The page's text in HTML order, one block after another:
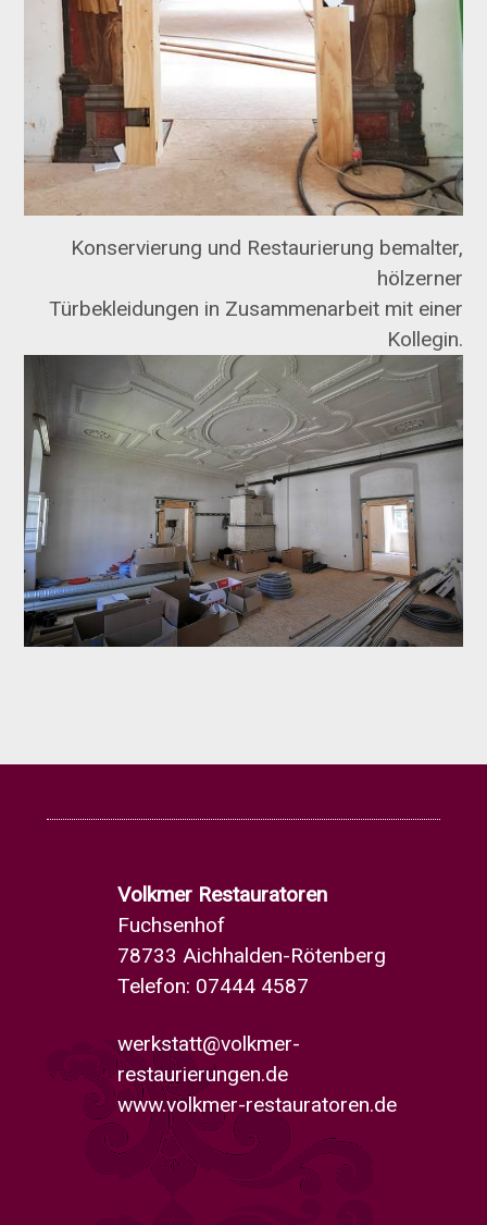
Konservierung und Restaurierung bemalter,
hölzerner
Türbekleidungen in Zusammenarbeit mit einer
Kollegin.
Volkmer Restauratoren
Fuchsenhof
78733 Aichhalden-Rötenberg
Telefon: 07444 4587
werkstatt@volkmer-
restaurierungen.de
www.volkmer-restauratoren.de